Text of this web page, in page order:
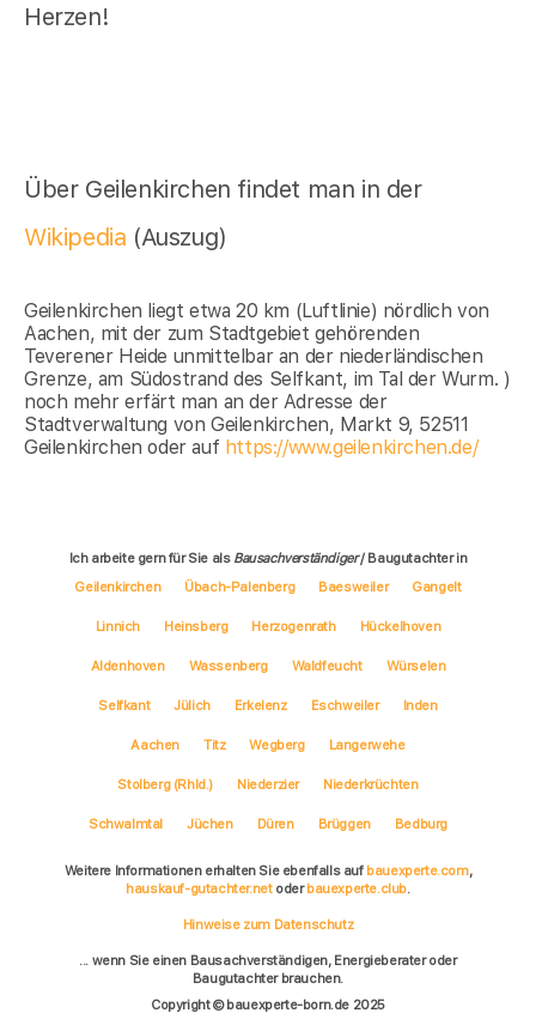
Herzen!
Über Geilenkirchen findet man in der
Wikipedia (Auszug)
Geilenkirchen liegt etwa 20 km (Luftlinie) nördlich von
Aachen, mit der zum Stadtgebiet gehörenden
Teverener Heide unmittelbar an der niederländischen
Grenze, am Südostrand des Selfkant, im Tal der Wurm. )
noch mehr erfärt man an der Adresse der
Stadtverwaltung von Geilenkirchen, Markt 9, 52511
Geilenkirchen oder auf https://www.geilenkirchen.de/
Ich arbeite gern für Sie als Bausachverständiger/ Baugutachter in
Geilenkirchen
Übach-Palenberg Baesweiler Gangelt
Linnich Heinsberg Herzogenrath Hückelhoven
Aldenhoven Wassenberg Waldfeucht Würselen
Selfkant Jülich Erkelenz Eschweiler Inden
Aachen Titz Wegberg Langerwehe
Stolberg (Rhld.) Niederzier Niederkrüchten
Schwalmtal Jüchen Düren Brüggen Bedburg
Weitere Informationen erhalten Sie ebenfalls auf bauexperte.com,
hauskauf-gutachter.netoderbauexperte.club.
Hinweise zum Datenschutz
... wenn Sie einen Bausachverständigen, Energieberater oder
Baugutachter brauchen.
Copyright © bauexperte-born.de 2025